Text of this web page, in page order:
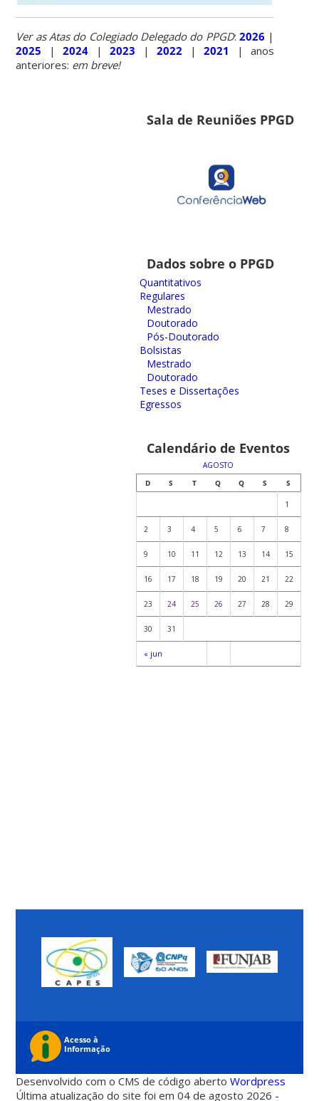
Ver as Atas do Colegiado Delegado do PPGD: 2026 |
2025 |2024 |2023 |2022 |2021
| anos
anteriores: em breve!
Sala de Reuniões PPGD
Dados sobre o PPGD
Quantitativos
Regulares
Mestrado
Doutorado
Pós-Doutorado
Bolsistas
Mestrado
Doutorado
Teses e Dissertações
Egressos
Calendário de Eventos
AGOSTO
D
S T Q Q S S
« jun
1
2 3 4 5 6 7 8
9 10 11 12 13 14 15
16 17 18 19 20 21 22
23 24 25 26 27 28 29
30 31
Desenvolvido com o CMS de código abertoWordpress
Última atualização do site foi em 04 de agosto 2026 -